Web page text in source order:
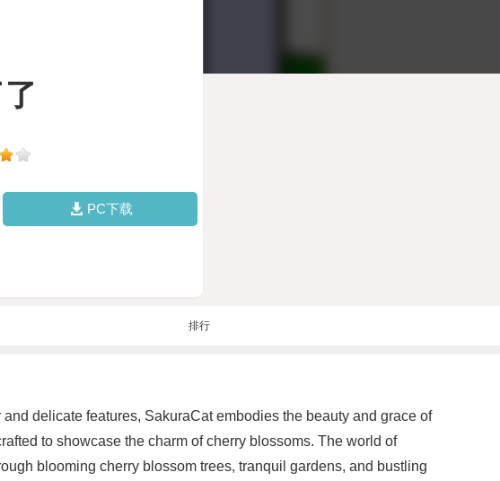
PC下载
排行
delicate features, SakuraCat embodies the beauty and grace of
to showcase the charm of cherry blossoms. The world of
blooming cherry blossom trees, tranquil gardens, and bustling